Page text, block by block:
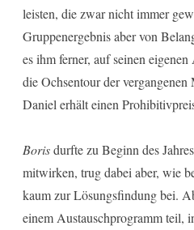
leisten, die zwar nicht immer
Gruppenergebnis aber von
es ihm ferner, auf seinen
die Ochsentour der
Daniel erhält einen
Borisdurfte zu Beginn des
mitwirken, trug dabei aber, wie
kaum zur Lösungsfindung bei.
einem Austauschprogramm teil,